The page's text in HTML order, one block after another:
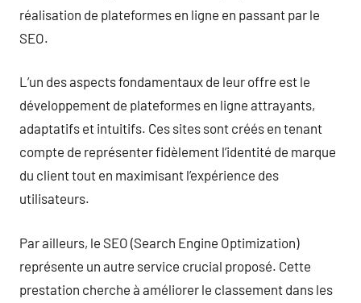
réalisation de plateformes en ligne en passant par le
SEO.
L’un des aspects fondamentaux de leur offre est le
développement de plateformes en ligne attrayants,
adaptatifs et intuitifs. Ces sites sont créés en tenant
compte de représenter fidèlement l’identité de marque
du client tout en maximisant l’expérience des
utilisateurs.
Par ailleurs, le SEO (Search Engine Optimization)
représente un autre service crucial proposé. Cette
prestation cherche à améliorer le classement dans les